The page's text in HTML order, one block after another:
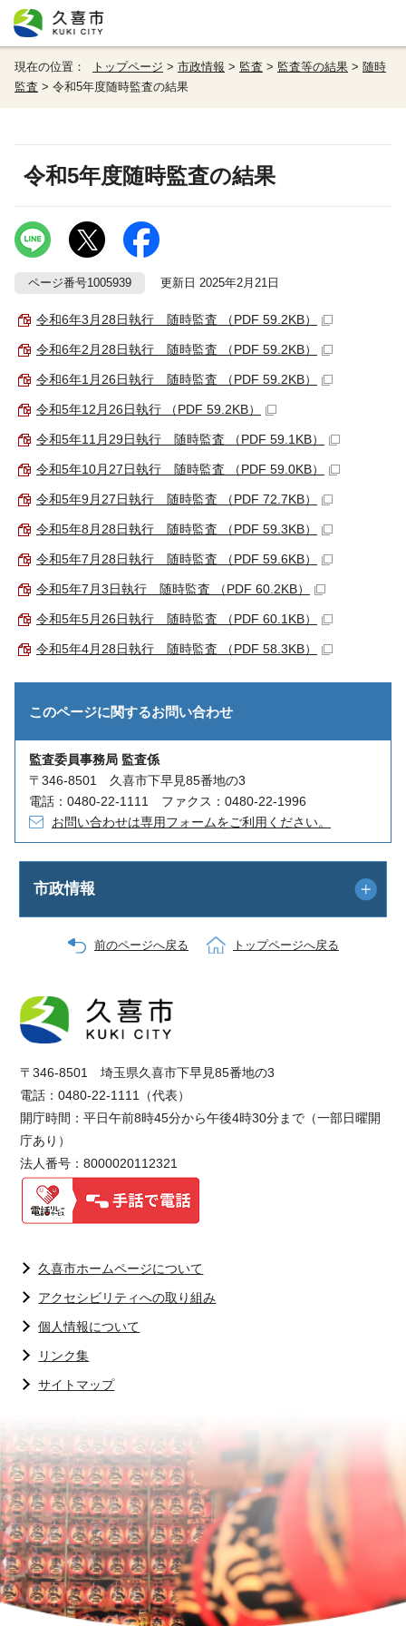
現在の位置： トップページ > 市政情報 > 監査 > 監査等の結果 > 随時
監査 > 令和5年度随時監査の結果
令和5年度随時監査の結果
ページ番号1005939 更新日 2025年2月21日
令和6年3月28日執行 随時監査 （PDF 59.2KB）
令和6年2月28日執行 随時監査 （PDF 59.2KB）
令和6年1月26日執行 随時監査 （PDF 59.2KB）
令和5年12月26日執行 （PDF 59.2KB）
令和5年11月29日執行 随時監査 （PDF 59.1KB）
令和5年10月27日執行 随時監査 （PDF 59.0KB）
令和5年9月27日執行 随時監査 （PDF 72.7KB）
令和5年8月28日執行 随時監査 （PDF 59.3KB）
令和5年7月28日執行 随時監査 （PDF 59.6KB）
令和5年7月3日執行 随時監査 （PDF 60.2KB）
令和5年5月26日執行 随時監査 （PDF 60.1KB）
令和5年4月28日執行 随時監査 （PDF 58.3KB）
このページに関するお問い合わせ
監査委員事務局 監査係
〒346-8501 久喜市下早見85番地の3
電話：0480-22-1111 ファクス：0480-22-1996
お問い合わせは専用フォームをご利用ください。
市政情報
前のページへ戻る トップページへ戻る
〒346-8501 埼玉県久喜市下早見85番地の3
電話：0480-22-1111（代表）
開庁時間：平日午前8時45分から午後4時30分まで（一部日曜開
庁あり）
法人番号：8000020112321
久喜市ホームページについて
アクセシビリティへの取り組み
個人情報について
リンク集
サイトマップ